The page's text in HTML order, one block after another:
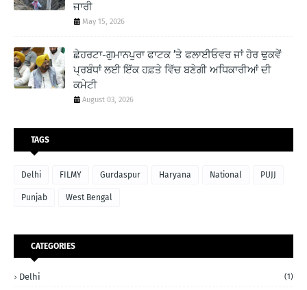
ਜਾਰੀ
May 15, 2026
ਛੇਹਰਟਾ-ਗੁਮਾਨਪੁਰਾ ਫਾਟਕ ’ਤੇ ਫਲਾਈਓਵਰ ਜਾਂ ਹੋਰ ਢੁਕਵੇਂ
ਪ੍ਰਬੰਧਾਂ ਲਈ ਇੱਕ ਹਫ਼ਤੇ ਵਿੱਚ ਬਣੇਗੀ ਅਧਿਕਾਰੀਆਂ ਦੀ
ਕਮੇਟੀ
August 03, 2026
TAGS
Delhi FILMY Gurdaspur Haryana National PUJJ
Punjab West Bengal
CATEGORIES
Delhi (1)